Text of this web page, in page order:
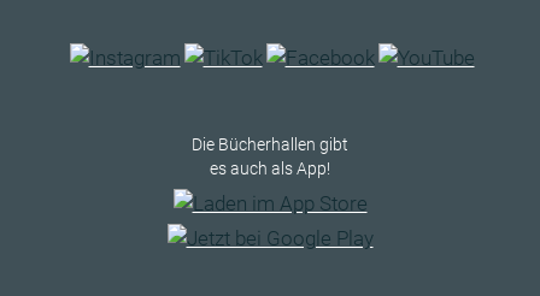
Die Bücherhallen gibt
es auch als App!